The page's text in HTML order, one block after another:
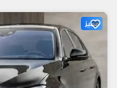
مميز